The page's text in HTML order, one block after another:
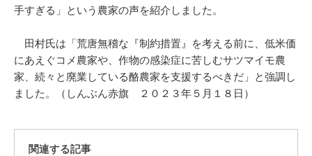
手すぎる」という農家の声を紹介しました。
田村氏は「荒唐無稽な『制約措置』を考える前に、低米価
にあえぐコメ農家や、作物の感染症に苦しむサツマイモ農
家、続々と廃業している酪農家を支援するべきだ」と強調し
ました。（しんぶん赤旗 ２０２３年５月１８日）
関連する記事